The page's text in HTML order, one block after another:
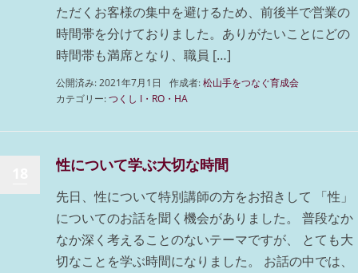
ただくお客様の集中を避けるため、前後半で営業の
時間帯を分けておりました。ありがたいことにどの
時間帯も満席となり、職員 […]
公開済み: 2021年7月1日 作成者:松山手をつなぐ育成会
カテゴリー:つくし I・RO・HA
性について学ぶ大切な時間
先日、性について特別講師の方をお招きして 「性」
についてのお話を聞く機会がありました。 普段なか
なか深く考えることのないテーマですが、 とても大
切なことを学ぶ時間になりました。 お話の中では、